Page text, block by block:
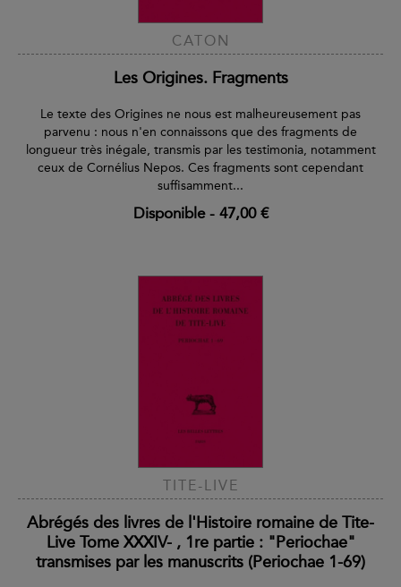
CATON
Les Origines. Fragments
Le texte des Origines ne nous est malheureusement pas
parvenu : nous n'en connaissons que des fragments de
longueur très inégale, transmis par les testimonia, notamment
ceux de Cornélius Nepos. Ces fragments sont cependant
suffisamment...
Disponible- 47,00 €
TITE-LIVE
Abrégés des livres de l'Histoire romaine de Tite-
Live Tome XXXIV- , 1re partie : "Periochae"
transmises par les manuscrits (Periochae 1-69)